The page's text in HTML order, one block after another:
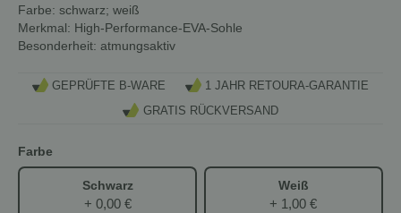
Farbe: schwarz; weiß
Merkmal: High-Performance-EVA-Sohle
Besonderheit: atmungsaktiv
GEPRÜFTE B-WARE
1 JAHR RETOURA-GARANTIE
GRATIS RÜCKVERSAND
Farbe
Schwarz
+ 0,00 €
Weiß
+ 1,00 €